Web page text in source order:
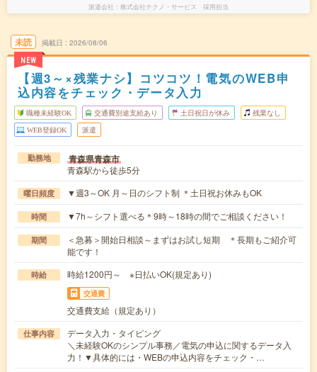
派遣会社 株式会社テクノ・サービス 採用担当
未読
NEW
掲載日 2026/08/06
【週3～×残業ナシ】コツコツ！電気のWEB申
込内容をチェック・データ入力
職種未経験OK 交通費別途支給あり 土日祝日が休み 残業なし
WEB登録OK 派遣
勤務地 青森県青森市
青森駅から徒歩5分
曜日頻度 ▼週3～OK 月～日のシフト制 ＊土日祝お休みもOK
時間 ▼7h～シフト選べる＊9時～18時の間でご相談ください！
期間
＜急募＞開始日相談～まずはお試し短期 ＊長期もご紹介可
能です！
時給 時給1200円～ ※日払いOK(規定あり)
交通費
交通費支給（規定あり）
仕事内容
データ入力・タイピング
＼未経験OKのシンプル事務／電気の申込に関するデータ入
力！▼具体的には・WEBの申込内容をチェック・…